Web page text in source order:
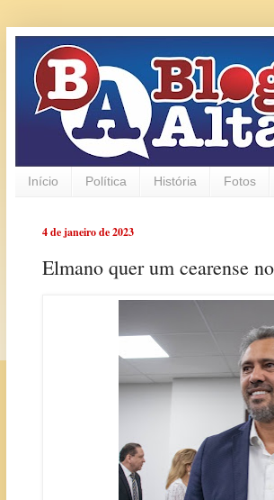
Início Política História Fotos
4 de janeiro de 2023
Elmano quer um cearense